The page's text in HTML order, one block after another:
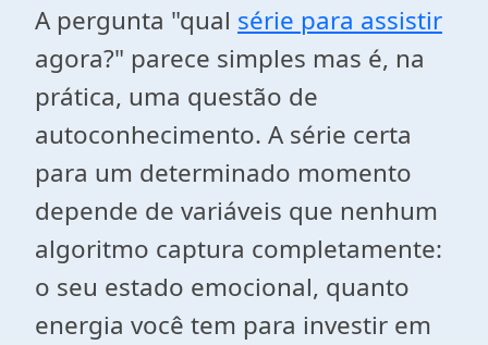
A pergunta "qual série para assistir
agora?" parece simples mas é, na
prática, uma questão de
autoconhecimento. A série certa
para um determinado momento
depende de variáveis que nenhum
algoritmo captura completamente:
o seu estado emocional, quanto
energia você tem para investir em